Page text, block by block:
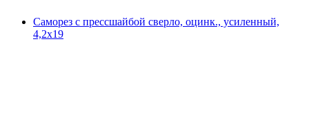
Саморез с прессшайбой сверло, оцинк., усиленный,
4,2х19